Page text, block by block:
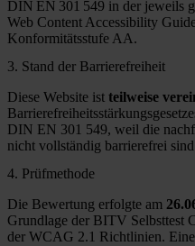
DIN EN 301 549 in der jeweils
Web Content Accessibility
Konformitätsstufe AA.
3. Stand der Barrierefreiheit
Diese Website ist teilweise
DIN EN 301 549, weil die
nicht vollständig barrierefrei
4. Prüfmethode
Die Bewertung erfolgte am
Grundlage der BITV Selbsttest
der WCAG 2.1 Richtlinien.